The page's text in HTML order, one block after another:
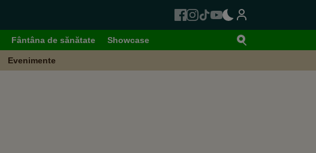
Fântâna de sănătate Showcase
Evenimente